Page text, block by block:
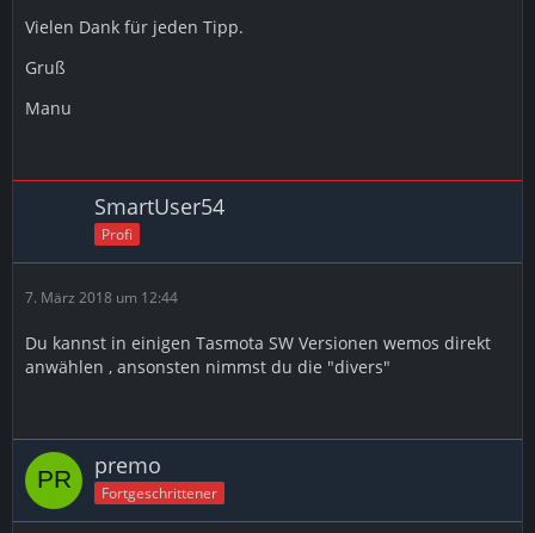
Vielen Dank für jeden Tipp.
Gruß
Manu
SmartUser54
Profi
7. März 2018 um 12:44
Du kannst in einigen Tasmota SW Versionen wemos direkt
anwählen , ansonsten nimmst du die "divers"
premo
Fortgeschrittener